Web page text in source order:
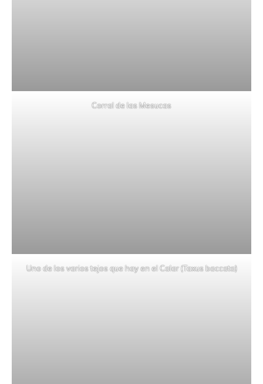
Corral de las Mesucas
Uno de los varios tejos que hay en el Calar (Taxus baccata)